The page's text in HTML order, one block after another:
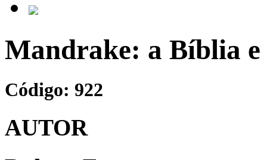
Mandrake: a Bíblia e
Código: 922
AUTOR